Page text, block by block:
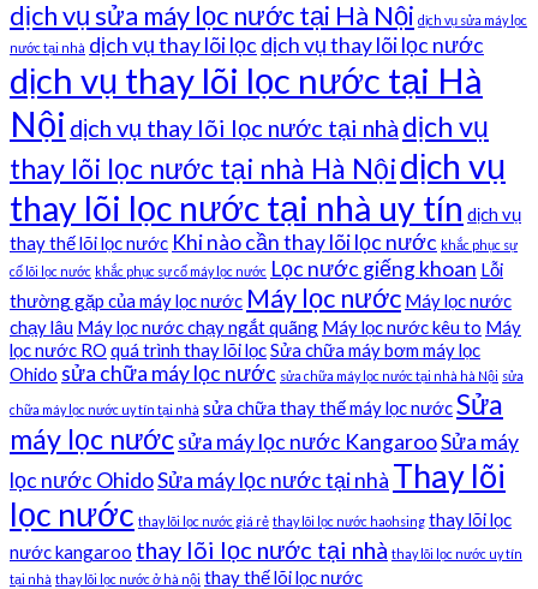
dịch vụ sửa máy lọc nước tại Hà Nội dịch vụ sửa máy lọc
nước tại nhà dịch vụ thay lõi lọc dịch vụ thay lõi lọc nước
dịch vụ thay lõi lọc nước tại Hà
Nội dịch vụ thay lõi lọc nước tại nhà dịch vụ
thay lõi lọc nước tại nhà Hà Nộidịch vụ
thay lõi lọc nước tại nhà uy tín dịch vụ
thay thế lõi lọc nước Khi nào cần thay lõi lọc nước khắc phục sự
cố lõi lọc nước khắc phục sự cố máy lọc nước Lọc nước giếng khoan Lỗi
thường gặp của máy lọc nước Máy lọc nước Máy lọc nước
chạy lâu Máy lọc nước chạy ngắt quãng Máy lọc nước kêu to Máy
lọc nước RO quá trình thay lõi lọcSửa chữa máy bơm máy lọc
Ohido sửa chữa máy lọc nước sửa chữa máy lọc nước tại nhà hà Nội sửa
chữa máy lọc nước uy tín tại nhà sửa chữa thay thế máy lọc nướcSửa
máy lọc nướcsửa máy lọc nước KangarooSửa máy
lọc nước OhidoSửa máy lọc nước tại nhà Thay lõi
lọc nước thay lõi lọc nước giá rẻ thay lõi lọc nước haohsing thay lõi lọc
nước kangaroo thay lõi lọc nước tại nhà thay lõi lọc nước uy tín
tại nhà thay lõi lọc nước ở hà nội thay thế lõi lọc nước